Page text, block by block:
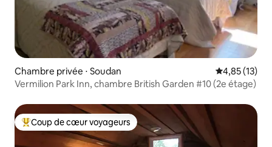
Chambre privée ⋅ Soudan Évaluation
4,85 (13)
Vermilion Park Inn, chambre British Garden #10 (2e étage)
Coups de cœur voyageurs les plus appréciés
Coup de cœur voyageurs